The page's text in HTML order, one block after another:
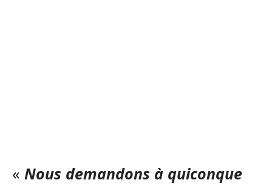
« Nous demandons à quiconque